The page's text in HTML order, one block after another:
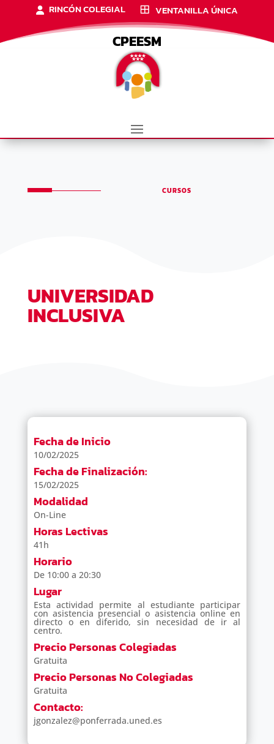
RINCÓN COLEGIAL VENTANILLA ÚNICA
CPEESM
CURSOS
UNIVERSIDAD
INCLUSIVA
Fecha de Inicio
10/02/2025
Fecha de Finalización:
15/02/2025
Modalidad
On-Line
Horas Lectivas
41h
Horario
De 10:00 a 20:30
Lugar
Esta actividad permite al estudiante participar
con asistencia presencial o asistencia online en
directo o en diferido, sin necesidad de ir al
centro.
Precio Personas Colegiadas
Gratuita
Precio Personas No Colegiadas
Gratuita
Contacto:
jgonzalez@ponferrada.uned.es